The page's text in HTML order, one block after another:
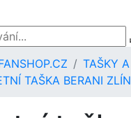
TAŠKY
TAŠKA BERANI ZLÍN